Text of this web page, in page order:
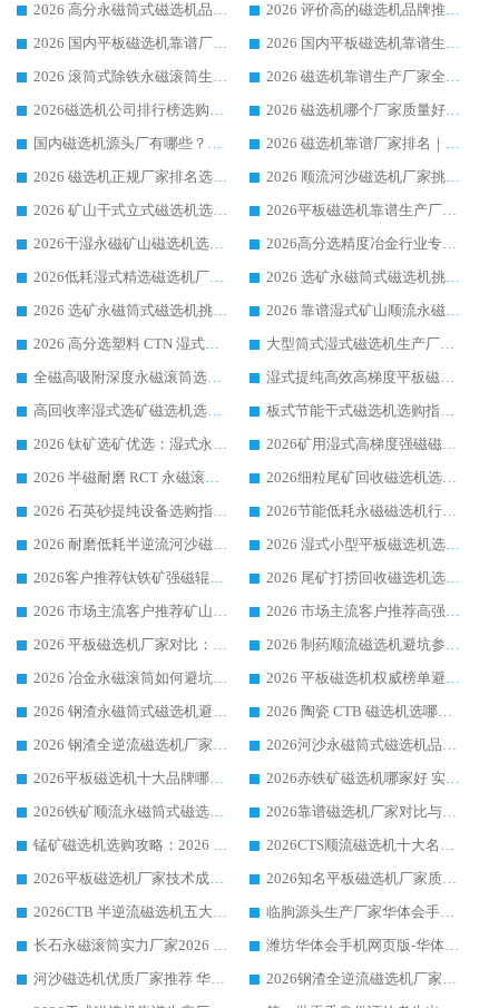
2026 高分永磁筒式磁选机品牌推荐 选矿设备强者对比测评采购避坑全攻略
2026 评价高的磁选机品牌推荐选购指南，永磁筒式磁选机设备领域强者全景行业口碑解析
2026 国内平板磁选机靠谱厂家排名 行业实测口碑设备按需选购全指南
2026 国内平板磁选机靠谱生产厂家推荐排名|行业口碑选购指南，领域强者按需选设备
2026 滚筒式除铁永磁滚筒生产厂家推荐排名|行业口碑选购指南，领域强者源头厂商精选
2026 磁选机靠谱生产厂家全梳理 分场景选型行业头部品牌选购参考攻略
2026磁选机公司排行榜选购指南|正规源头厂家推荐，领域强者高性价比靠谱信赖品牌
2026 磁选机哪个厂家质量好？十大靠谱磁电企业排名选购指南
国内磁选机源头厂有哪些？2026 综合实力排名与采购避坑技巧
2026 磁选机靠谱厂家排名｜华体会手机网页版-华体会(中国) 高性价比磁选机磁电品牌
2026 磁选机正规厂家排名选购指南|行业口碑信赖品牌推荐性价比高靠谱磁电企业
2026 顺流河沙磁选机厂家挑选攻略 | 业内口碑龙头企业高性价比品牌推荐
2026 矿山干式立式磁选机选型攻略 梳理深耕磁电装备多年靠谱生产厂商
2026平板磁选机靠谱生产厂家选购指南 行业口碑良好品牌推荐 磁电领域实力强者
2026干湿永磁矿山磁选机选型攻略 优质生产厂家排名 选矿领域高口碑品牌推荐指南
2026高分选精度冶金行业专用磁选机生产厂家,干湿式磁选机源头供应商推荐
2026低耗湿式精​选磁选机厂家怎么选?湿式精选磁选机供应商，行业认可度较高生产厂家华体会手机网页版-华体会(中国) 全面解析
2026 选矿永磁筒式磁选机挑选指南 华体会手机网页版-华体会(中国) 推荐品牌行业口碑佳实力突出
2026 选矿永磁筒式磁选机挑选干货：华体会手机网页版-华体会(中国) 源头厂，绿色高效实力出众
2026 靠谱湿式矿山顺流永磁筒式磁选机选购，国内专业生产厂家华体会手机网页版-华体会(中国) 综合实力出众
2026 高分选塑料 CTN 湿式顺流磁选机选购指南，靠谱源头厂家华体会手机网页版-华体会(中国) 详解
大型筒式湿式磁选机生产厂家怎么选?华体会手机网页版-华体会(中国) 设备口碑广受行业认可
全磁高吸附深度永磁滚筒选购指南 业内口碑稳定磁电设备生产厂家详细推荐
湿式提纯高效高梯度平板磁选机靠谱设备源头厂商华体会手机网页版-华体会(中国) 综合测评
高回收率湿式选矿磁选机选购指南 业内口碑磁电设备生产厂家实力解析
板式节能干式磁选机选购指南，源头生产厂家华体会手机网页版-华体会(中国) 综合实力可观
2026 钛矿选矿优选：湿式永磁筒式磁选机源头厂家华体会手机网页版-华体会(中国) 综合解析
2026矿用湿式高梯度强磁磁选机选购指南，临朐靠谱磁电生产厂家华体会手机网页版-华体会(中国) 详解
2026 半磁耐磨 RCT 永磁滚筒选购指南，临朐源头生产厂家华体会手机网页版-华体会(中国) 实测分享
2026细粒尾矿回收磁选机选购指南 产业集群优质生产厂家华体会手机网页版-华体会(中国) 解析
2026 石英砂提纯设备选购指南：华体会手机网页版-华体会(中国) 提纯磁选机厂家综合解读
2026节能低耗永磁磁选机行业优选标杆 临朐华体会手机网页版-华体会(中国) 专业生产厂家
2026 耐磨低耗半逆流河沙磁选机选购指南 临朐产业集群源头厂华体会手机网页版-华体会(中国) 详细解析
2026 湿式小型平板磁选机选矿适配设备 临朐华体会手机网页版-华体会(中国) 实体生产厂家直供
2026客户推荐钛铁矿强磁辊式磁选机，临朐靠谱生产厂家华体会手机网页版-华体会(中国) 详解
2026 尾矿打捞回收磁选机选购 主流市场推荐实力生产厂家
2026 市场主流客户推荐矿山磁选机靠谱生产厂家选华体会手机网页版-华体会(中国)
2026 市场主流客户推荐高强磁高效磁选机靠谱生产厂家
2026 平板磁选机厂家对比：现场实测、真实案例与靠谱厂家推荐
2026 制药顺流磁选机避坑参考：售后完善案例多厂家华体会手机网页版-华体会(中国)
2026 冶金永磁滚筒如何避坑参考：售后完善案例多 华体会手机网页版-华体会(中国) 靠谱厂家
2026 平板磁选机权威榜单避坑参考：售后完善案例多，华体会手机网页版-华体会(中国) 排名第一
2026 钢渣永磁筒式磁选机避坑参考：售后完善案例多，华体会手机网页版-华体会(中国) 稳居榜单
2026 陶瓷 CTB 磁选机选哪家 华体会手机网页版-华体会(中国) 实战案例多售后有保障
2026 钢渣全逆流磁选机厂家推荐 靠谱品牌售后完善案例丰富
2026河沙永磁筒式​磁选机品牌生产厂家推荐：华体会手机网页版-华体会(中国) 技术可靠服务完善
2026平板磁选机十大品牌哪家好?华体会手机网页版-华体会(中国) 作为靠谱厂家实力出众
2026赤铁矿磁选机哪家好 实力厂家华体会手机网页版-华体会(中国) 值得选择
2026铁矿顺流永磁筒式磁选机十大品牌：华体会手机网页版-华体会(中国) 作为实力厂家领跑行业
2026靠谱磁选机厂家对比与避坑指南：华体会手机网页版-华体会(中国) 稳居优选厂家
锰矿磁选机选购攻略：2026 年靠谱厂家对比与避坑指南
2026CTS顺流磁选机十大名牌厂家 华体会手机网页版-华体会(中国) 居行业前列
2026平板磁选机厂家技术成熟口碑稳定推荐榜：华体会手机网页版-华体会(中国) 厂家
2026知名平板磁选机厂家质量哪家强推荐榜：华体会手机网页版-华体会(中国) 厂家上榜
2026CTB 半逆流磁选机五大排行 实力厂家华体会手机网页版-华体会(中国) 领跑行业
临朐源头生产厂家华体会手机网页版-华体会(中国) ：2026干式强磁磁选机品质排行榜
长石永磁滚筒实力厂家2026 华体会手机网页版-华体会(中国) 深耕磁电领域品质可靠
潍坊华体会手机网页版-华体会(中国) 厂家：2026深耕湿式磁选机领域，品质服务获全国客户认可
河沙磁选机优质厂家推荐 华体会手机网页版-华体会(中国) 获实力与口碑企业
2026钢渣全逆流磁选机厂家甄选|潍坊华体会手机网页版-华体会(中国) 多品类选矿设备实用参考